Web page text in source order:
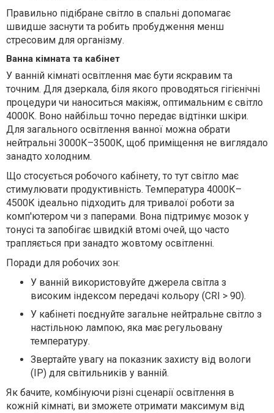
Правильно підібране світло в спальні допомагає
швидше заснути та робить пробудження менш
стресовим для організму.
Ванна кімната та кабінет
У ванній кімнаті освітлення має бути яскравим та
точним. Для дзеркала, біля якого проводяться гігієнічні
процедури чи наноситься макіяж, оптимальним є світло
4000К. Воно найбільш точно передає відтінки шкіри.
Для загального освітлення ванної можна обрати
нейтральні 3000К–3500К, щоб приміщення не виглядало
занадто холодним.
Що стосується робочого кабінету, то тут світло має
стимулювати продуктивність. Температура 4000К–
4500К ідеально підходить для тривалої роботи за
комп'ютером чи з паперами. Вона підтримує мозок у
тонусі та запобігає швидкій втомі очей, що часто
трапляється при занадто жовтому освітленні.
Поради для робочих зон:
У ванній використовуйте джерела світла з
високим індексом передачі кольору (CRI > 90).
У кабінеті поєднуйте загальне нейтральне світло з
настільною лампою, яка має регульовану
температуру.
Звертайте увагу на показник захисту від вологи
(IP) для світильників у ванній.
Як бачите, комбінуючи різні сценарії освітлення в
кожній кімнаті, ви зможете отримати максимум від